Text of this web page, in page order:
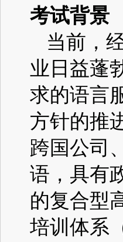
考试背景
当前，
业日益蓬
求的语言
方针的推
跨国公司
语，具有
的复合型
培训体系